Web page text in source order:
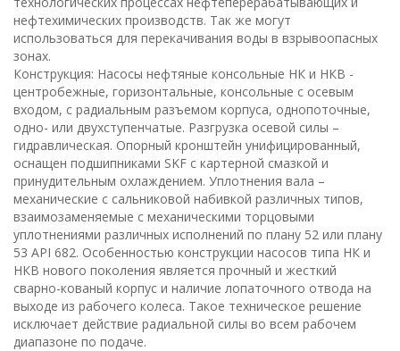
нефтехимических производств. Так же могут
использоваться для перекачивания воды в взрывоопасных
зонах.
Конструкция: Насосы нефтяные консольные НК и НКВ -
центробежные, горизонтальные, консольные с осевым
входом, с радиальным разъемом корпуса, однопоточные,
одно- или двухступенчатые. Разгрузка осевой силы –
гидравлическая. Опорный кронштейн унифицированный,
оснащен подшипниками SKF с картерной смазкой и
принудительным охлаждением. Уплотнения вала –
механические с сальниковой набивкой различных типов,
взаимозаменяемые с механическими торцовыми
уплотнениями различных исполнений по плану 52 или плану
53 API 682. Особенностью конструкции насосов типа НК и
НКВ нового поколения является прочный и жесткий
сварно-кованый корпус и наличие лопаточного отвода на
выходе из рабочего колеса. Такое техническое решение
исключает действие радиальной силы во всем рабочем
диапазоне по подаче.